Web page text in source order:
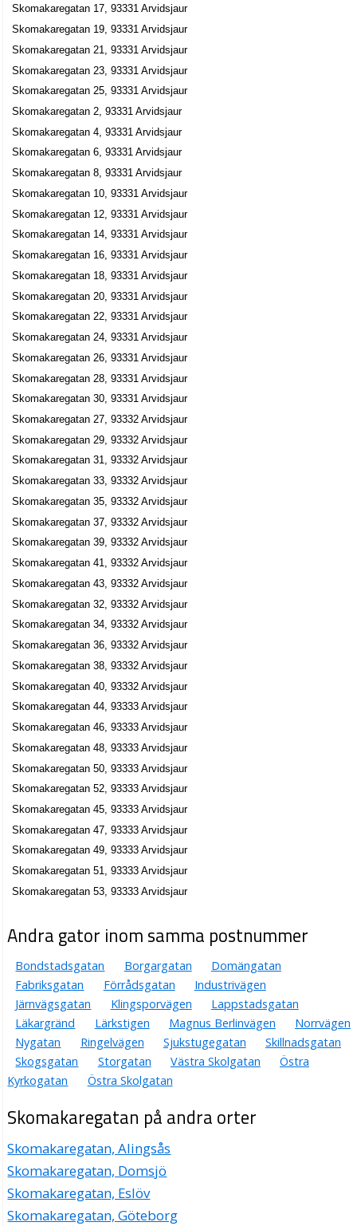
Filadelfiaförsamlingen I Arvidsjaur
Skomakaregatan 33, 93332 Arvidsjaur
Kurt Alfred Granberg
Skomakaregatan 40 I, 93332 Arvidsjaur
Inga Margareta Fredriksson
070-6601397
Sara Öhman
0960-10826
Skomakaregatan 47, 93333 Arvidsjaur
Kerstin Elisabet Persson
Skomakaregatan 50, 93333 Arvidsjaur
Intensiven Trafikskola
Olov Gösta Harr
0960-21187
Skomakaregatan 51, 93333 Arvidsjaur
Erling Holmgren
Skomakaregatan 53 C Lgh 1004, 93333 Arvidsjaur
Skomakaregatan 17, 93331 Arvidsjaur
Skomakaregatan 19, 93331 Arvidsjaur
Skomakaregatan 21, 93331 Arvidsjaur
Skomakaregatan 23, 93331 Arvidsjaur
Skomakaregatan 25, 93331 Arvidsjaur
Skomakaregatan 2, 93331 Arvidsjaur
Skomakaregatan 4, 93331 Arvidsjaur
Skomakaregatan 6, 93331 Arvidsjaur
Skomakaregatan 8, 93331 Arvidsjaur
Skomakaregatan 10, 93331 Arvidsjaur
Skomakaregatan 12, 93331 Arvidsjaur
Skomakaregatan 14, 93331 Arvidsjaur
Skomakaregatan 16, 93331 Arvidsjaur
Skomakaregatan 18, 93331 Arvidsjaur
Skomakaregatan 20, 93331 Arvidsjaur
Skomakaregatan 22, 93331 Arvidsjaur
Skomakaregatan 24, 93331 Arvidsjaur
Skomakaregatan 26, 93331 Arvidsjaur
Skomakaregatan 28, 93331 Arvidsjaur
Skomakaregatan 30, 93331 Arvidsjaur
Skomakaregatan 27, 93332 Arvidsjaur
Skomakaregatan 29, 93332 Arvidsjaur
Skomakaregatan 31, 93332 Arvidsjaur
Skomakaregatan 33, 93332 Arvidsjaur
Skomakaregatan 35, 93332 Arvidsjaur
Skomakaregatan 37, 93332 Arvidsjaur
Skomakaregatan 39, 93332 Arvidsjaur
Skomakaregatan 41, 93332 Arvidsjaur
Skomakaregatan 43, 93332 Arvidsjaur
Skomakaregatan 32, 93332 Arvidsjaur
Skomakaregatan 34, 93332 Arvidsjaur
Skomakaregatan 36, 93332 Arvidsjaur
Skomakaregatan 38, 93332 Arvidsjaur
Skomakaregatan 40, 93332 Arvidsjaur
Skomakaregatan 44, 93333 Arvidsjaur
Skomakaregatan 46, 93333 Arvidsjaur
Skomakaregatan 48, 93333 Arvidsjaur
Skomakaregatan 50, 93333 Arvidsjaur
Skomakaregatan 52, 93333 Arvidsjaur
Skomakaregatan 45, 93333 Arvidsjaur
Skomakaregatan 47, 93333 Arvidsjaur
Skomakaregatan 49, 93333 Arvidsjaur
Skomakaregatan 51, 93333 Arvidsjaur
Skomakaregatan 53, 93333 Arvidsjaur
Andra gator inom samma postnummer
Bondstadsgatan Borgargatan
Domängatan
Fabriksgatan
Förrådsgatan
Industrivägen
Järnvägsgatan
Klingsporvägen
Lappstadsgatan
Läkargränd
Lärkstigen Magnus Berlinvägen
Norrvägen
Nygatan
Ringelvägen Sjukstugegatan
Skillnadsgatan
Skogsgatan
Storgatan Västra Skolgatan
Östra
Kyrkogatan
Östra Skolgatan
Skomakaregatan på andra orter
Skomakaregatan, Alingsås
Skomakaregatan, Domsjö
Skomakaregatan, Eslöv
Skomakaregatan, Göteborg